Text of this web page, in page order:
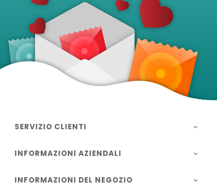
SERVIZIO CLIENTI 
INFORMAZIONI AZIENDALI 
INFORMAZIONI DEL NEGOZIO 